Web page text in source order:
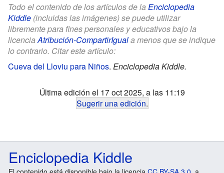
Todo el contenido de los artículos de la Enciclopedia
Kiddle (incluidas las imágenes) se puede utilizar
libremente para fines personales y educativos bajo la
licencia Atribución-CompartirIguala menos que se indique
lo contrario. Citar este artículo:
Cueva del Lloviu para Niños. Enciclopedia Kiddle.
Última edición el 17 oct 2025, a las 11:19
Sugerir una edición.
Enciclopedia Kiddle